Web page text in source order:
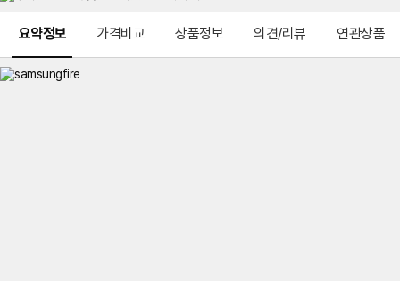
요약정보 가격비교 상품정보 의견/리뷰 연관상품